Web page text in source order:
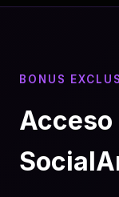
BONUS
Acceso